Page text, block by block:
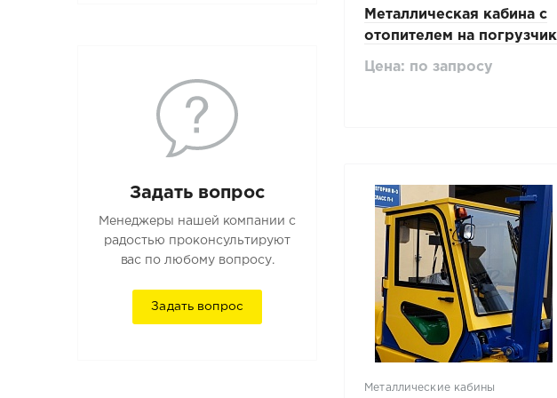
Задать вопрос
Менеджеры нашей компании с
радостью проконсультируют
вас по любому вопросу.
Задать вопрос
Металлическая кабина с
отопителем на погрузчик
Цена: по запросу
Металлические кабины